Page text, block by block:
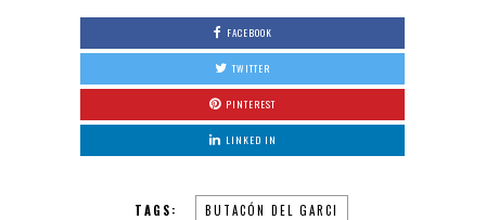
FACEBOOK
TWITTER
PINTEREST
LINKED IN
TAGS: BUTACÓN DEL GARCI